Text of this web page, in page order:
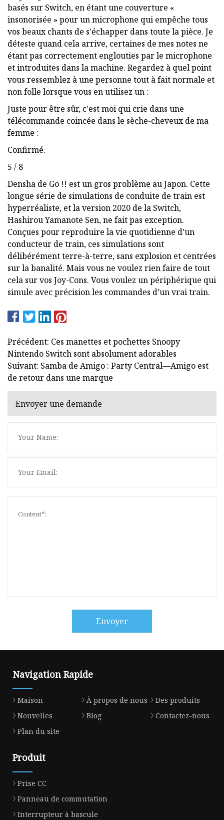
basés sur Switch, en étant une couverture «
insonorisée » pour un microphone qui empêche tous
vos beaux chants de s'échapper dans toute la pièce. Je
déteste quand cela arrive, certaines de mes notes ne
étant pas correctement englouties par le microphone
et introduites dans la machine. Regardez à quel point
vous ressemblez à une personne tout à fait normale et
non folle lorsque vous en utilisez un :
Juste pour être sûr, c'est moi qui crie dans une
télécommande coincée dans le sèche-cheveux de ma
femme :
Confirmé.
5 / 8
Densha de Go !! est un gros problème au Japon. Cette
longue série de simulations de conduite de train est
hyperréaliste, et la version 2020 de la Switch,
Hashirou Yamanote Sen, ne fait pas exception.
Conçues pour reproduire la vie quotidienne d'un
conducteur de train, ces simulations sont
délibérément terre-à-terre, sans explosion et centrées
sur la banalité. Mais vous ne voulez rien faire de tout
cela sur vos Joy-Cons. Vous voulez un périphérique qui
simule avec précision les commandes d’un vrai train.
Précédent: Ces manettes et pochettes Snoopy
Nintendo Switch sont absolument adorables
Suivant: Samba de Amigo : Party Central—Amigo est
de retour dans une marque
Envoyer une demande
Envoyer
Navigation Rapide
Maison À propos de nous
Des produits
Nouvelles
Blog
Contactez-nous
Plan du site
Produit
Prise CC
Panneau de commutation
Interrupteur à bascule